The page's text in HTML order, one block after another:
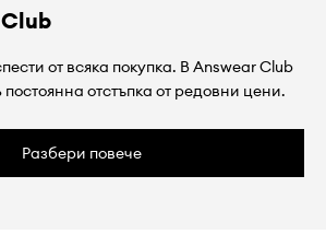
от всяка покупка. В Answear Club
постоянна отстъпка от редовни цени.
Разбери повече